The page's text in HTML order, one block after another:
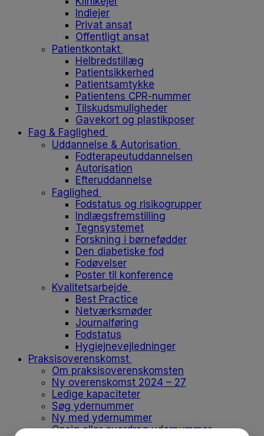
Indlejer
Privat ansat
Offentligt ansat
Patientkontakt
Helbredstillæg
Patientsikkerhed
Patientsamtykke
Patientens CPR-nummer
Tilskudsmuligheder
Gavekort og plastikposer
Fag & Faglighed
Uddannelse & Autorisation
Fodterapeutuddannelsen
Autorisation
Efteruddannelse
Faglighed
Fodstatus og risikogrupper
Indlægsfremstilling
Tegnsystemet
Forskning i børnefødder
Den diabetiske fod
Fodøvelser
Poster til konference
Kvalitetsarbejde
Best Practice
Netværksmøder
Journalføring
Fodstatus
Hygiejnevejledninger
Praksisoverenskomst
Om praksisoverenskomsten
Ny overenskomst 2024 – 27
Ledige kapaciteter
Søg ydernummer
Ny med ydernummer
Opsig eller overdrag ydernummer